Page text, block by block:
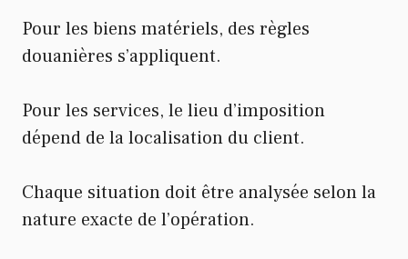
Pour les biens matériels, des règles
douanières s’appliquent.
Pour les services, le lieu d’imposition
dépend de la localisation du client.
Chaque situation doit être analysée selon la
nature exacte de l’opération.